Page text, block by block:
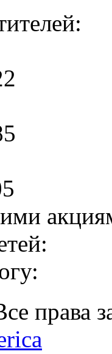
права